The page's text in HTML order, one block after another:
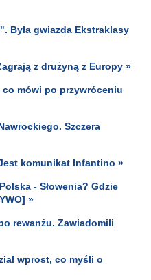
Była gwiazda Ekstraklasy
z drużyną z Europy »
co mówi po przywróceniu
Szczera
komunikat Infantino »
- Słowenia? Gdzie
»
rewanżu. Zawiadomili
wprost, co myśli o